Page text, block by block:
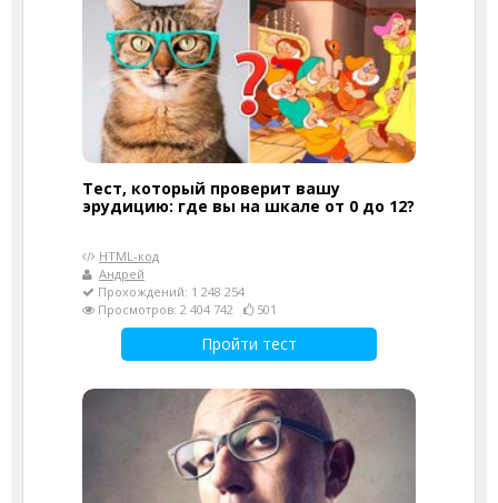
Тест, который проверит вашу
эрудицию: где вы на шкале от 0 до 12?
HTML-код
Андрей
Прохождений: 1 248 254
Просмотров: 2 404 742
501
Пройти тест